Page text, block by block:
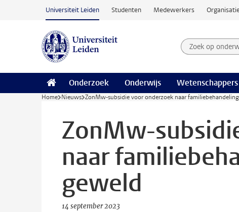
Ga naar hoofdinhoud
Universiteit Leiden Studenten Medewerkers
Zoek op
Zoekterm
Onderzoek Onderwijs Wetenschappers
Home Nieuws ZonMw-subsidie voor onderzoek naar
ZonMw-
naar
geweld
14 september 2023